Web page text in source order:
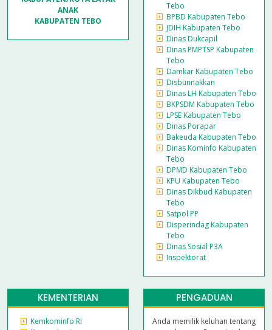
ANAK
KABUPATEN TEBO
Tebo
BPBD Kabupaten Tebo
JDIH Kabupaten Tebo
Dinas Dukcapil
Dinas PMPTSP Kabupaten
Tebo
Damkar Kabupaten Tebo
Disbunnakkan
Dinas LH Kabupaten Tebo
BKPSDM Kabupaten Tebo
LPSE Kabupaten Tebo
Dinas Porapar
Bakeuda Kabupaten Tebo
Dinas Kominfo Kabupaten
Tebo
DPMD Kabupaten Tebo
KPU Kabupaten Tebo
Dinas Dikbud Kabupaten
Tebo
Satpol PP
Disperindag Kabupaten
Tebo
Dinas Sosial P3A
Inspektorat
KEMENTERIAN
Kemkominfo RI
PENGADUAN
Anda memilik keluhan tentang